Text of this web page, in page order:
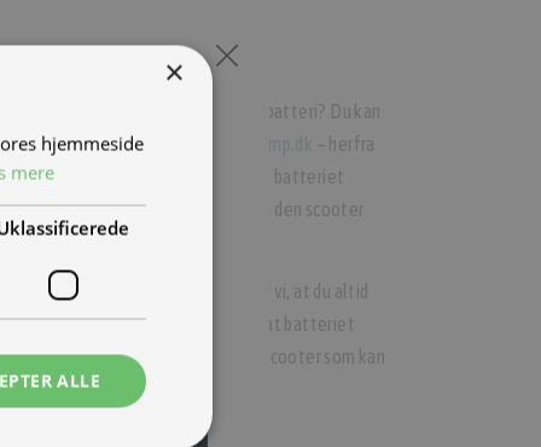
surt for tyven!
stjålet? eller har nogle stjålet dit batteri? Du kan
landets NIU importør, på
info@tmp.dk – herfra
på en global blacklist, som gør at batteriet
til en anden NIU scooter end den scooter
eller et ekstra batteri anbefaler vi, at du altid
. alternativt skal du sikre dig at batteriet
video af at batteriet sidder i en scooter som kan
×
hjemmeside
mere
ALLE